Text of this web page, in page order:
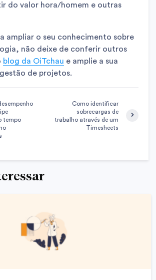
do valor hora/homem e outras
ampliar o seu conhecimento sobre
não deixe de conferir outros
blog da OiTchau e amplie a sua
de projetos.
tempo
Como identificar
sobrecargas de
trabalho através de um
Timesheets